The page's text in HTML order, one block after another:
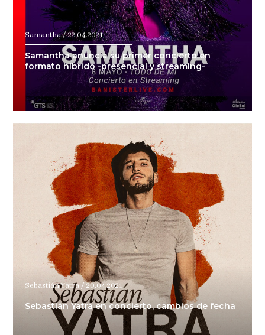
Samantha / 22.04.2021
Samantha anuncia su primer concierto en
formato híbrido -presencial y streaming-
Sebastián Yatra / 20.04.2021
Sebastián Yatra en concierto, cambios de fecha